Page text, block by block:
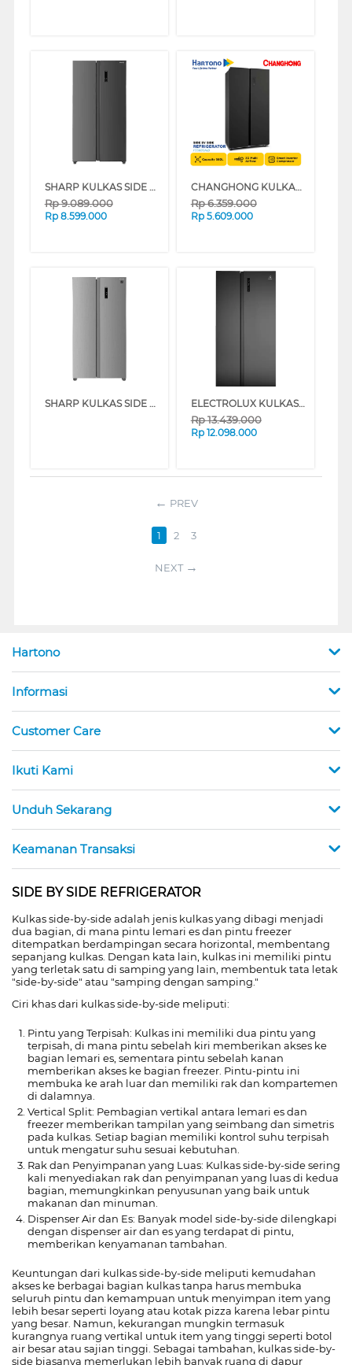
SHARP KULKAS SIDE BY SIDE REFRIGERATOR SJIS60MBDS
Rp9.089.000
Rp 8.599.000
CHANGHONG KULKAS SIDE BY SIDE REFRIGERATOR FSS680NIB
Rp6.359.000
Rp 5.609.000
SHARP KULKAS SIDE BY SIDE REFRIGERATOR SJIS70PMASL ELECTROLUX KULKAS SIDE BY SIDE REFRIGERATOR 624L ESE6600BB
Rp13.439.000
Rp 12.098.000
PREV
1 2 3
NEXT
Hartono
Informasi
Customer Care
Ikuti Kami
Unduh Sekarang
Keamanan Transaksi
SIDE BY SIDE REFRIGERATOR
Kulkas side-by-side adalah jenis kulkas yang dibagi menjadi
dua bagian, di mana pintu lemari es dan pintu freezer
ditempatkan berdampingan secara horizontal, membentang
sepanjang kulkas. Dengan kata lain, kulkas ini memiliki pintu
yang terletak satu di samping yang lain, membentuk tata letak
"side-by-side" atau "samping dengan samping."
Ciri khas dari kulkas side-by-side meliputi:
Pintu yang Terpisah: Kulkas ini memiliki dua pintu yang
terpisah, di mana pintu sebelah kiri memberikan akses ke
bagian lemari es, sementara pintu sebelah kanan
memberikan akses ke bagian freezer. Pintu-pintu ini
membuka ke arah luar dan memiliki rak dan kompartemen
di dalamnya.
Vertical Split: Pembagian vertikal antara lemari es dan
freezer memberikan tampilan yang seimbang dan simetris
pada kulkas. Setiap bagian memiliki kontrol suhu terpisah
untuk mengatur suhu sesuai kebutuhan.
Rak dan Penyimpanan yang Luas: Kulkas side-by-side sering
kali menyediakan rak dan penyimpanan yang luas di kedua
bagian, memungkinkan penyusunan yang baik untuk
makanan dan minuman.
Dispenser Air dan Es: Banyak model side-by-side dilengkapi
dengan dispenser air dan es yang terdapat di pintu,
memberikan kenyamanan tambahan.
Keuntungan dari kulkas side-by-side meliputi kemudahan
akses ke berbagai bagian kulkas tanpa harus membuka
seluruh pintu dan kemampuan untuk menyimpan item yang
lebih besar seperti loyang atau kotak pizza karena lebar pintu
yang besar. Namun, kekurangan mungkin termasuk
kurangnya ruang vertikal untuk item yang tinggi seperti botol
air besar atau sajian tinggi. Sebagai tambahan, kulkas side-by-
side biasanya memerlukan lebih banyak ruang di dapur